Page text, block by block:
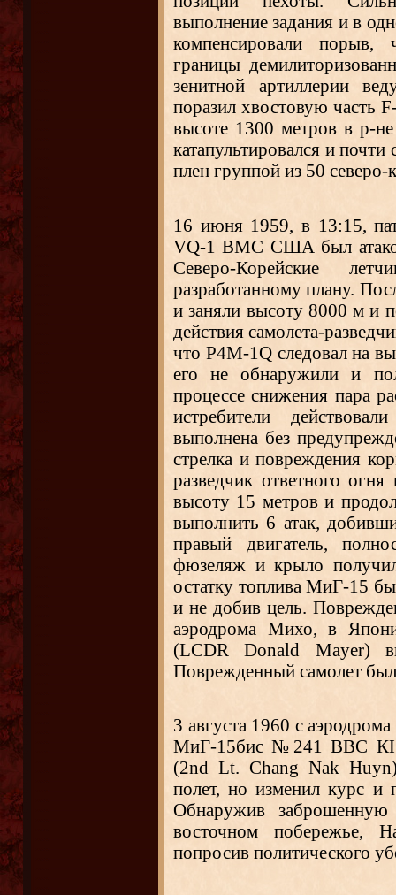
выполнение задания и в
компенсировали порыв,
границы
зенитной артиллерии
поразил хвостовую часть
высоте 1300 метров в р-
катапультировался и
плен группой из 50
16 июня 1959, в 13:15,
VQ-1 ВМС США был
Северо-Корейские
разработанному плану.
и заняли высоту 8000 м и
действия самолета-
что P4M-1Q следовал на
его не обнаружили и
процессе снижения пара
истребители
выполнена без
стрелка и повреждения
разведчик ответного
высоту 15 метров и
выполнить 6 атак,
правый двигатель,
фюзеляж и крыло
остатку топлива МиГ-15
и не добив цель.
аэродрома Михо, в
(LCDR Donald Mayer)
Поврежденный самолет
3 августа 1960 с
МиГ-15бис №241 ВВС
(2nd Lt. Chang Nak
полет, но изменил курс и
Обнаружив
восточном побережье,
попросив политического